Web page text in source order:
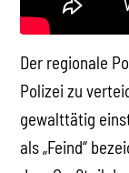
Der regionale
Polizei zu
gewalttätig
als „Feind“